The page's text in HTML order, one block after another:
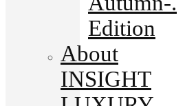
Edition
About
INSIGHT